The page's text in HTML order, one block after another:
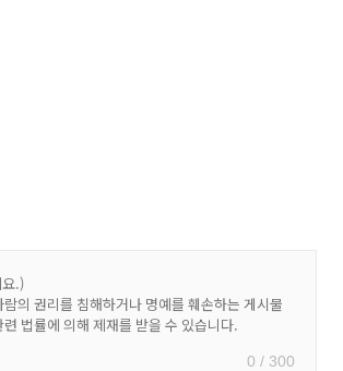
0 / 300